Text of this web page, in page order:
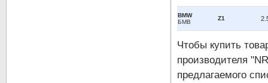
BMW
БМВ
Z1
Чтобы купить
производителя
предлагаемого